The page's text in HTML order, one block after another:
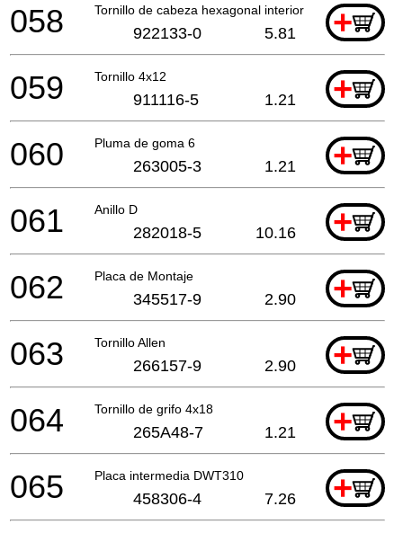
Tornillo de cabeza hexagonal interior M4X18Mm
+
058 922133-0 5.81
Tornillo 4x12 +
059 911116-5 1.21
Pluma de goma 6 +
060 263005-3 1.21
Anillo D +
061 282018-5 10.16
Placa de Montaje +
062 345517-9 2.90
Tornillo Allen +
063 266157-9 2.90
Tornillo de grifo 4x18 +
064 265A48-7 1.21
Placa intermedia DWT310 +
065 458306-4 7.26